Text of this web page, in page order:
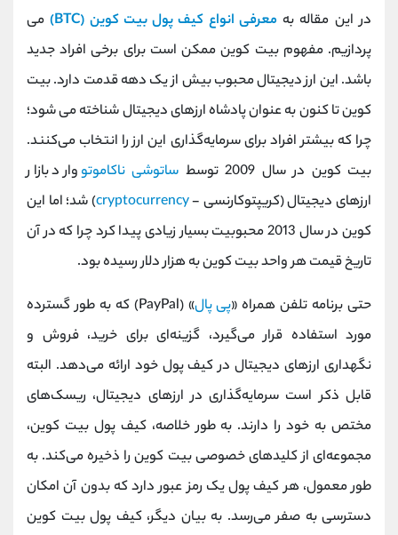
در این مقاله به معرفی انواع کیف پول بیت کوین (BTC)
می
پردازیم. مفهوم بیت کوین ممکن است برای برخی افراد جدید
باشد‌. این ارز دیجیتال محبوب بیش از یک دهه قدمت دارد. بیت
کوین تا کنون به عنوان پادشاه ارزهای دیجیتال شناخته می شود؛
چرا که بیشتر افراد برای سرمایه‌گذاری این ارز را انتخاب می‌کنند.
بیت کوین در سال 2009 توسط
ساتوشی ناکاموتووارد بازار
ارزهای دیجیتال (کریپتوکارنسی -cryptocurrency) شد؛ اما این
کوین در سال 2013 محبوبیت بسیار زیادی پیدا کرد چرا که در آن
تاریخ قیمت هر واحد بیت کوین به هزار دلار رسیده بود.
حتی برنامه‌ تلفن همراه «پی پال
» (PayPal) که به طور گسترده
مورد استفاده قرار می‌گیرد‌، گزینه‌ای برای خرید‌، فروش و
نگهداری ارزهای دیجیتال در کیف پول خود ارائه می‌دهد. البته
قابل ذکر است سرمایه‌گذاری در ارزهای دیجیتال، ریسک‌های
مختص به خود را دارند. به طور خلاصه‌، کیف پول بیت کوین،
مجموعه‌ای از کلیدهای خصوصی بیت کوین را ذخیره می‌کند. به
طور معمول‌، هر کیف پول یک رمز عبور دارد که بدون آن امکان
دسترسی به صفر می‌رسد. به بیان دیگر، کیف پول بیت کوین
021-22021030
تلفن 021-22021040
بدون پیش شماره 90001030
اینستاگرام @alireza.mehrabii
@alirezamehrabi_com
کانال بله @alirezamehrabi_official